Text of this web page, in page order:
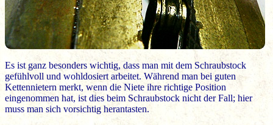
Es ist ganz besonders wichtig, dass man mit dem Schraubstock
gefühlvoll und wohldosiert arbeitet. Während man bei guten
Kettennietern merkt, wenn die Niete ihre richtige Position
eingenommen hat, ist dies beim Schraubstock nicht der Fall; hier
muss man sich vorsichtig herantasten.